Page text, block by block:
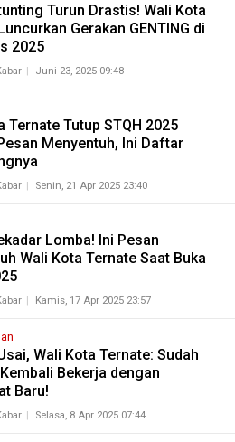
Turun Drastis! Wali Kota
Gerakan GENTING di
2025
Juni 23, 2025 09:48
Ternate Tutup STQH 2025
Menyentuh, Ini Daftar
Senin, 21 Apr 2025 23:40
Lomba! Ini Pesan
Wali Kota Ternate Saat Buka
Kamis, 17 Apr 2025 23:57
Wali Kota Ternate: Sudah
Bekerja dengan
Baru!
Selasa, 8 Apr 2025 07:44